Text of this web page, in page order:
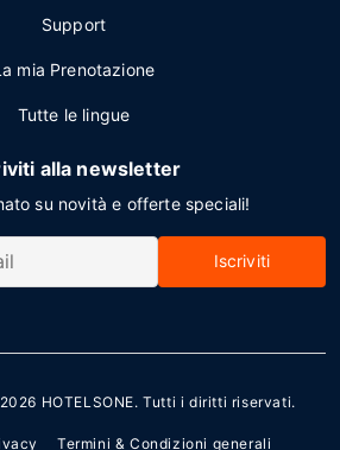
Support
mia Prenotazione
Tutte le lingue
alla newsletter
su novità e offerte speciali!
Iscriviti
HOTELSONE. Tutti i diritti riservati.
Termini & Condizioni generali